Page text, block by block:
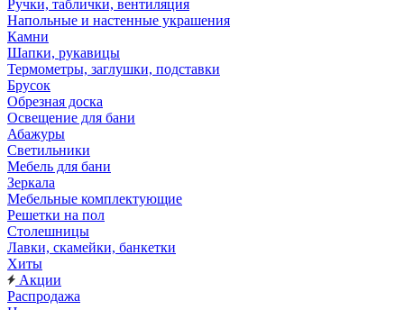
Ручки, таблички, вентиляция
Напольные и настенные украшения
Камни
Шапки, рукавицы
Термометры, заглушки, подставки
Брусок
Обрезная доска
Освещение для бани
Абажуры
Светильники
Мебель для бани
Зеркала
Мебельные комплектующие
Решетки на пол
Столешницы
Лавки, скамейки, банкетки
Хиты
Акции
Распродажа